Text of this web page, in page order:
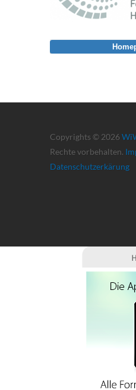
Copyrights © 2026
Rechte vorbehalten.
Datenschutzerkärung